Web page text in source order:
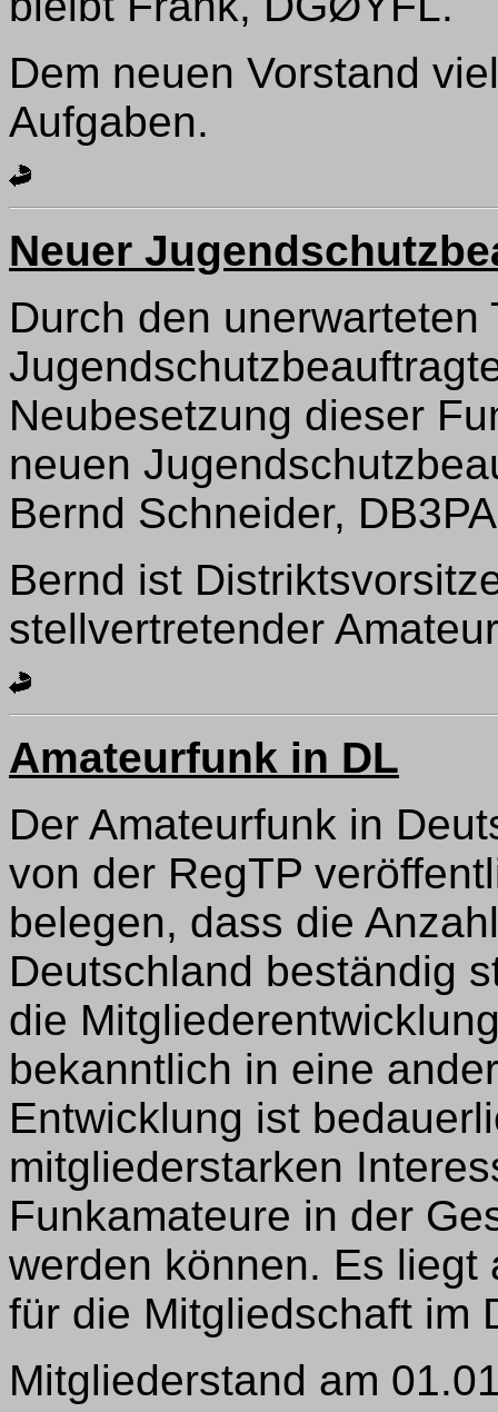
Dem neuen Vorstand
Aufgaben.
Neuer
Durch den unerwarteten
Neubesetzung dieser
neuen
Bernd Schneider,
Bernd ist
stellvertretender
Amateurfunk in DL
Der Amateurfunk in
von der RegTP
belegen, dass die
Deutschland beständig
die
bekanntlich in eine
Entwicklung ist
mitgliederstarken
Funkamateure in der
werden können. Es
für die Mitgliedschaft im
Mitgliederstand am